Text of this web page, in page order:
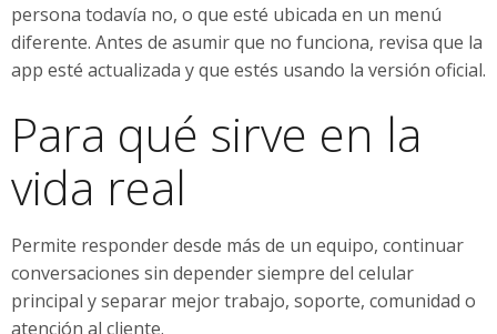
persona todavía no, o que esté ubicada en un menú
diferente. Antes de asumir que no funciona, revisa que la
app esté actualizada y que estés usando la versión oficial.
Para qué sirve en la
vida real
Permite responder desde más de un equipo, continuar
conversaciones sin depender siempre del celular
principal y separar mejor trabajo, soporte, comunidad o
atención al cliente.